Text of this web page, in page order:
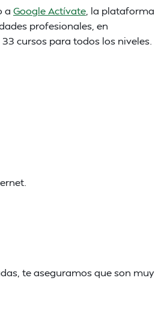
a Google Actívate , la plataforma
profesionales, en
cursos para todos los niveles.
te aseguramos que son muy